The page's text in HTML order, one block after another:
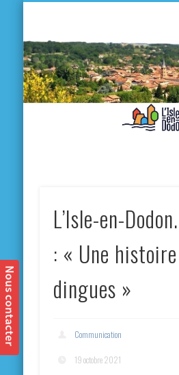
L’Isle-en-
: « Une
dingues »
Communication
19 octobre 2021